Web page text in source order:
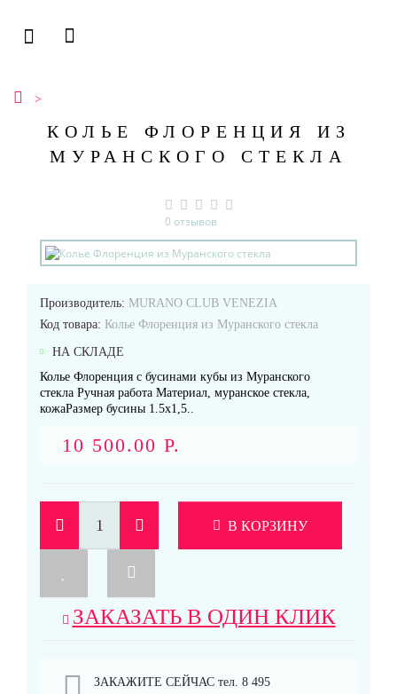
КОЛЬЕ ФЛОРЕНЦИЯ ИЗ
МУРАНСКОГО СТЕКЛА
0 отзывов
Производитель: MURANO CLUB VENEZIA
Код товара: Колье Флоренция из Муранского стекла
НА СКЛАДЕ
Колье Флоренция с бусинами кубы из Муранского
стекла Ручная работа Материал, муранское стекла,
кожаРазмер бусины 1.5х1,5..
10 500.00 Р.
В КОРЗИНУ
ЗАКАЗАТЬ В ОДИН КЛИК
ЗАКАЖИТЕ СЕЙЧАС тел. 8 495